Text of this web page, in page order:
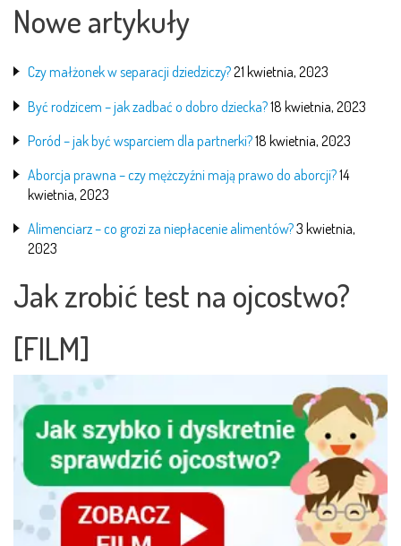
Nowe artykuły
Czy małżonek w separacji dziedziczy?21 kwietnia, 2023
Być rodzicem – jak zadbać o dobro dziecka?18 kwietnia, 2023
Poród – jak być wsparciem dla partnerki?18 kwietnia, 2023
Aborcja prawna – czy mężczyźni mają prawo do aborcji?14
kwietnia, 2023
Alimenciarz – co grozi za niepłacenie alimentów?3 kwietnia,
2023
Jak zrobić test na ojcostwo?
[FILM]